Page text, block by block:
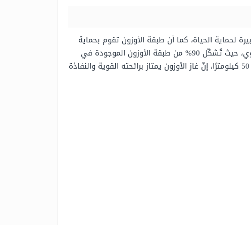
لحماية الحياة، كما أن طبقة الأوزون تقوم بحماية
الكوكب من الإشعاعات فوق البنفسجية التي يتعرض لها، حيث يتوزع الأوزون في طبقتين من طبقات الغلاف الجوي، حيث تُشكّل 90% من طبقة الأوزون الموجودة في
طبقة الستراتوسفير التي ترتفع عن سطح الأرض بحوالي 10 إلى 16 كيلومتراً، كما تمتد في الغلاف الجوي تقريبًا 50 كيلومترًا، إنّ غاز الأوزون يمتاز برائحته القوية والنفاذة